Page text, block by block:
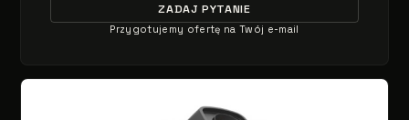
ZADAJ PYTANIE
Przygotujemy ofertę na Twój e-mail